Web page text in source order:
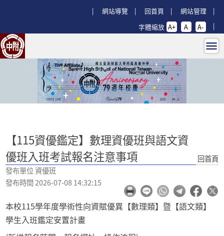
網站導覽
回首頁
網站管理
字體縮放 A+ A A-
【115資優鑑定】數理資優班與語文
:::
【115資優鑑定】數理資優班與語文資
優班入班考試報名注意事項
發布單位 資優班
發布時間 2026-07-08 14:32:15
回首頁
本校115學年度學術性向資賦優異【數理類】暨【語文類】
學生入班鑑定安置計畫